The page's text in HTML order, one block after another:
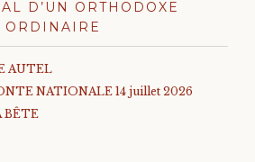
D’UN ORTHODOXE
ORDINAIRE
AUTEL
NATIONALE 14 juillet 2026
BÊTE